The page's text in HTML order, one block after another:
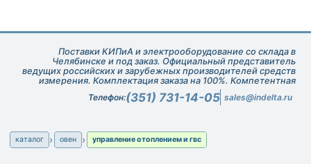
Поставки КИПиА и электрооборудование со склада в
Челябинске и под заказ. Официальный представитель
ведущих российских и зарубежных производителей средств
измерения. Комплектация заказа на 100%. Компетентная
техническая поддержка при подборе оборудования.
Телефон:(351) 731-14-05 sales@indelta.ru
каталог овен управление отоплением и гвс